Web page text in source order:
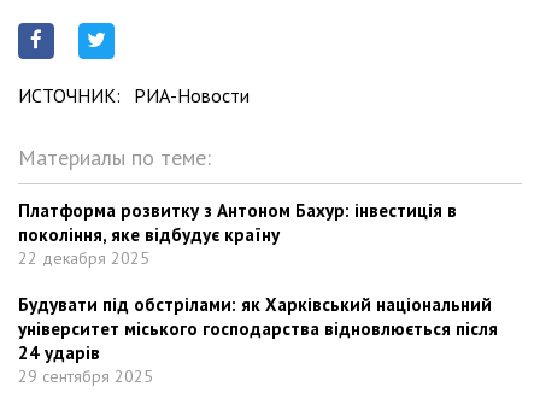
ИСТОЧНИК: РИА-Новости
Материалы по теме:
Платформа розвитку з Антоном Бахур: інвестиція в
покоління, яке відбудує країну
22 декабря 2025
Будувати під обстрілами: як Харківський національний
університет міського господарства відновлюється після
24 ударів
29 сентября 2025